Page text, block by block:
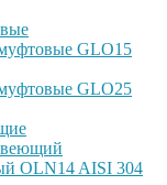
GLO15
GLO25
OLN14 AISI 304